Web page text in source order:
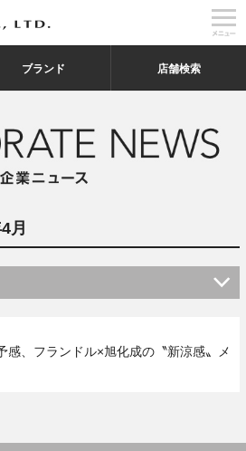
ブランド 店舗検索
月
感、フランドル×旭化成の〝新涼感〟メ